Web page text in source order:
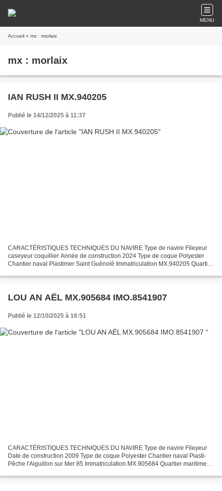
MENU
Accueil » mx : morlaix
mx : morlaix
IAN RUSH II MX.940205
Publié le 14/12/2025 à 11:37
CARACTÉRISTIQUES TECHNIQUES DU NAVIRE Type de navire Fileyeur
caseyeur coquillier Année de construction 2024 Type de coque Polyester
Chantier naval Plastimer Saint Guénolé Immatriculation MX.940205 Quartier
LOU AN AËL MX.905684 IMO.8541907
Publié le 12/10/2025 à 16:51
CARACTÉRISTIQUES TECHNIQUES DU NAVIRE Type de navire Fileyeur
Date de construction 2009 Type de coque Polyester Chantier naval Plasti-
Pêche l'Aiguillon sur Mer 85 Immatriculation MX.905684 Quartier maritime